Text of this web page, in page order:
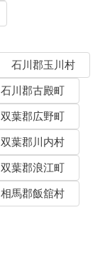
石川郡玉川村
石川郡古殿町
双葉郡広野町
双葉郡川内村
双葉郡浪江町
相馬郡飯舘村